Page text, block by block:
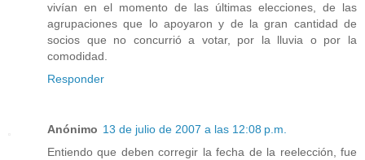
vivían en el momento de las últimas elecciones, de las
agrupaciones que lo apoyaron y de la gran cantidad de
socios que no concurrió a votar, por la lluvia o por la
comodidad.
Responder
Anónimo 13 de julio de 2007 a las 12:08 p.m.
Entiendo que deben corregir la fecha de la reelección, fue